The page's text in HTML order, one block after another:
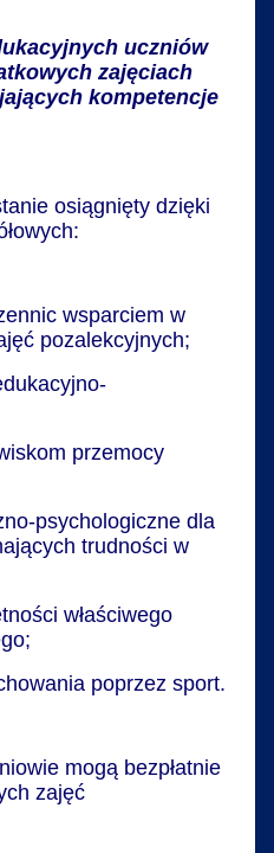
uczniów
zajęciach
kompetencje
osiągnięty dzięki
wsparciem w
pozalekcyjnych;
przemocy
psychologiczne dla
trudności w
właściwego
poprzez sport.
mogą bezpłatnie
zajęć